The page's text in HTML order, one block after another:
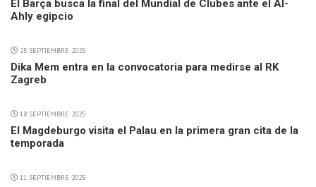
El Barça busca la final del Mundial de Clubes ante el Al-
Ahly egipcio
25 SEPTIEMBRE 2025
Dika Mem entra en la convocatoria para medirse al RK
Zagreb
18 SEPTIEMBRE 2025
El Magdeburgo visita el Palau en la primera gran cita de la
temporada
11 SEPTIEMBRE 2025